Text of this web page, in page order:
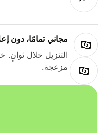
مجاني تمامًا، دون
التنزيل خلال ثوانٍ.
مزعجة.